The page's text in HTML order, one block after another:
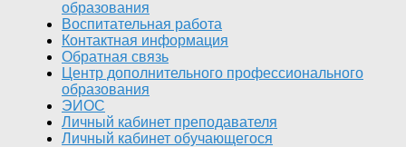
образования
Воспитательная работа
Контактная информация
Обратная связь
Центр дополнительного профессионального
образования
ЭИОС
Личный кабинет преподавателя
Личный кабинет обучающегося